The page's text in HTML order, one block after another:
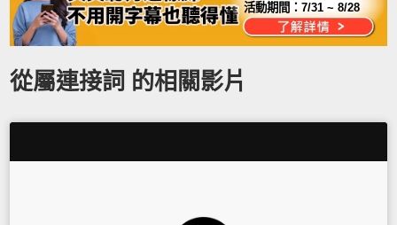
活動期間：7/31 ~ 8/28
從屬連接詞 的相關影片